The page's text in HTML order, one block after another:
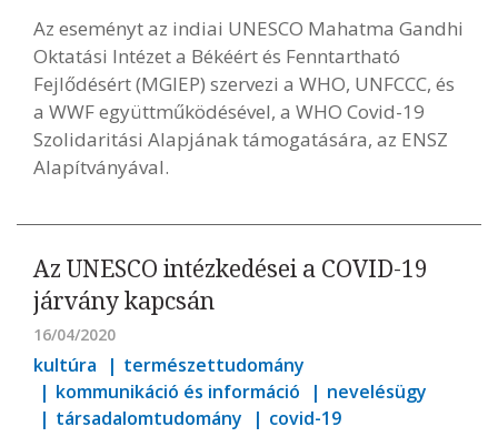
Az eseményt az indiai UNESCO Mahatma Gandhi
Oktatási Intézet a Békéért és Fenntartható
Fejlődésért (MGIEP) szervezi a WHO, UNFCCC, és
a WWF együttműködésével, a WHO Covid-19
Szolidaritási Alapjának támogatására, az ENSZ
Alapítványával.
Az UNESCO intézkedései a COVID-19
járvány kapcsán
16/04/2020
kultúra
természettudomány
kommunikáció és információ
nevelésügy
társadalomtudomány
covid-19